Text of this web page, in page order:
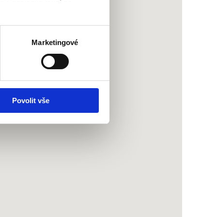
Marketingové
Povolit vše